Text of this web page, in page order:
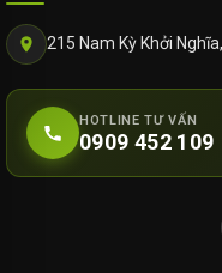
215 Nam Kỳ Khởi
HOTLINE TƯ VẤN
0909 452 109